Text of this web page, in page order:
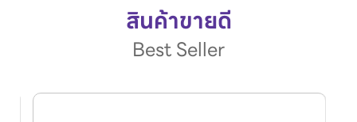
สินค้าขายดี
Best Seller